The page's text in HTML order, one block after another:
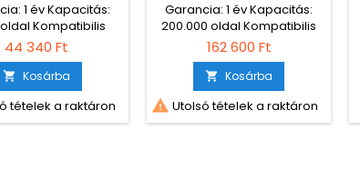
1 év Kapacitás:
Kompatibilis
Xerox VersaLink
VersaLink B415
44 340 Ft
 Kosárba
tételek a raktáron
Garancia: 1 év Kapacitás:
200.000 oldal Kompatibilis
nyomtatók: HP LaserJet
Enterprise Flow M830z HP
LaserJet Enterprise M806dn
HP LaserJet Enterprise
M806x HP LaserJet
Enterprise M806x+
162 600 Ft
 Kosárba
 Utolsó tételek a raktáron